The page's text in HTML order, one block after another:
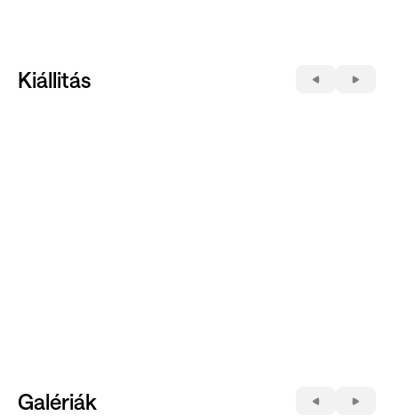
Kiállitás
Galériák